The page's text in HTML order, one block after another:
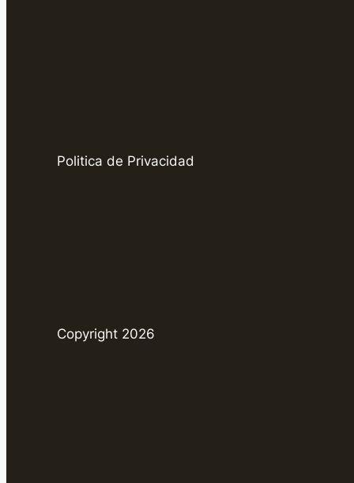
Politica de Privacidad
Copyright 2026